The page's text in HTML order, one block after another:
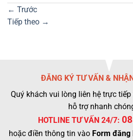
← Trước
Tiếp theo →
ĐĂNG KÝ TƯ VẤN &
Quý khách vui lòng liên hệ trực
hỗ trợ nhanh
HOTLINE TƯ VẤN 24/7:
hoặc điền thông tin vào Form đăng